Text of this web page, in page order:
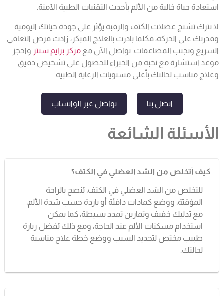
استعادة حياة خالية من الألم بأحدث التقنيات الطبية الآمنة.
لا تترك تشنج عضلات الكتف والرقبة يؤثر على جودة حياتك اليومية
وقدرتك على الحركة، فكلما بادرت بالعلاج المبكر، زادت فرص التعافي
السريع وتجنب المضاعفات. تواصل الآن مع مركز برايم سنتر واحجز
موعد استشارة مع نخبة من الخبراء للحصول على تشخيص دقيق
وعلاج مناسب لحالتك بأعلى مستويات الرعاية الطبية.
اتصل بنا تواصل عبر الواتساب
الأسئلة الشائعة
كيف أتخلص من الشد العضلي في الكتف؟
للتخلص من الشد العضلي في الكتف، يُنصح بالراحة
المؤقتة، ووضع كمادات دافئة أو باردة حسب شدة الألم،
مع تدليك خفيف وتمارين تمدد بسيطة، كما يمكن
استخدام مسكنات الألم عند الحاجة، ومع ذلك يُفضل زيارة
طبيب مختص لتحديد السبب ووضع خطة علاج مناسبة
لحالتك.